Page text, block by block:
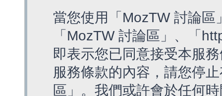
當您使用「MozTW 討論
「MozTW 討論區」、「
即表示您已同意接受本服
服務條款的內容，請您停
區」。我們或許會於任何